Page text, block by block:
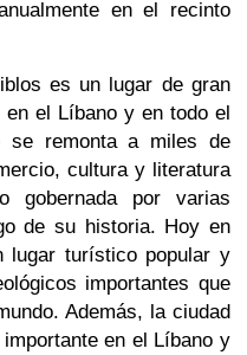
en el recinto
es un lugar de gran
el Líbano y en todo el
se remonta a miles de
cultura y literatura
por varias
de su historia. Hoy en
lugar turístico popular y
importantes que
Además, la ciudad
en el Líbano y